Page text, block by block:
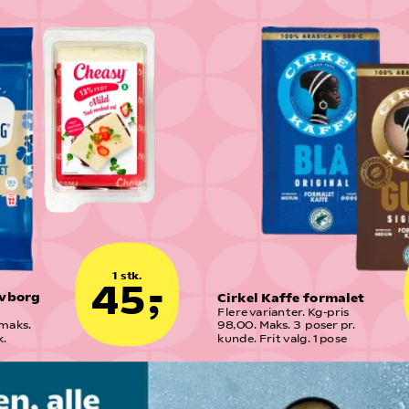
1 stk.
45,- Cirkel Kaffe formalet
Flere varianter. Kg-pris
98,00. Maks. 3  poser pr.
kunde. Frit valg. 1 pose